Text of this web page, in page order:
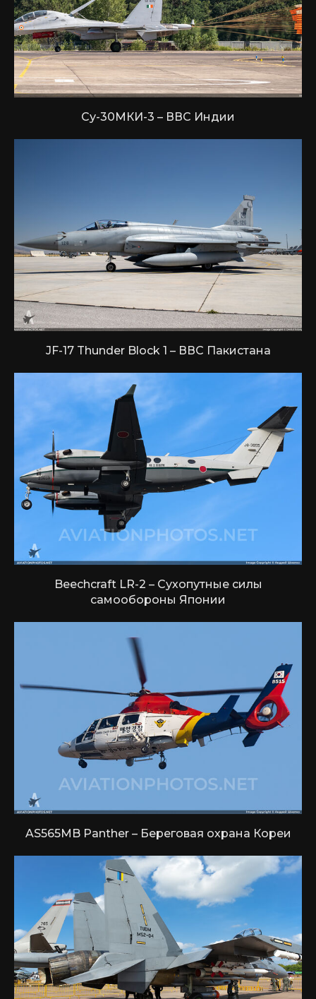
Су-30МКИ-3 – ВВС Индии
JF-17 Thunder Block 1 – ВВС Пакистана
Beechcraft LR-2 – Сухопутные силы
самообороны Японии
AS565MB Panther – Береговая охрана Кореи